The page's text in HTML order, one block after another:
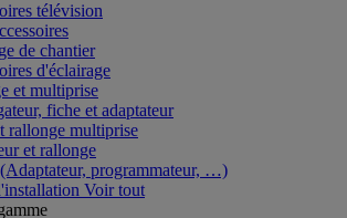
télévision
de chantier
d'éclairage
et multiprise
fiche et adaptateur
rallonge multiprise
et rallonge
programmateur, …)
Voir tout